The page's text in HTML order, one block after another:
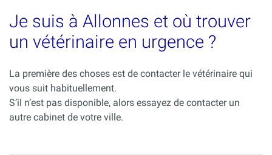
Je suis à Allonnes et où trouver
un vétérinaire en urgence ?
La première des choses est de contacter le vétérinaire qui
vous suit habituellement.
S’il n’est pas disponible, alors essayez de contacter un
autre cabinet de votre ville.